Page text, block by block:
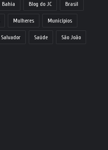
Bahia Blog do JC Brasil
Mulheres Municípios
Salvador Saúde São João